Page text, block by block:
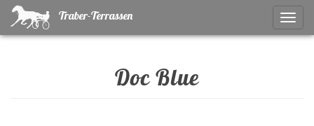
ein-/
Traber-Terrassen
Doc Blue